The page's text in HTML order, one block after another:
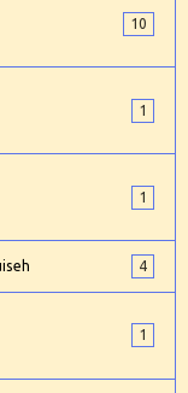
10
1
1
4
1